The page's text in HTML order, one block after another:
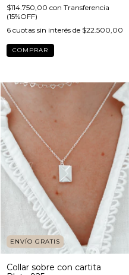
$114.750,00 con Transferencia
(15%OFF)
6 cuotas sin interés de $22.500,00
ENVÍO GRATIS
Collar sobre con cartita